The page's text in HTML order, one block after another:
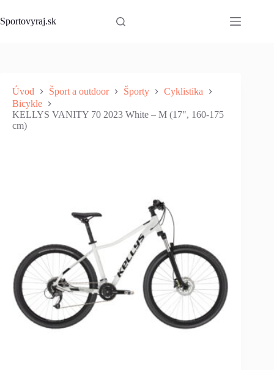
to
content
Sportovyraj.sk
Úvod Šport a outdoor Športy
Cyklistika
Bicykle
KELLYS VANITY 70 2023 White – M (17", 160-175
cm)